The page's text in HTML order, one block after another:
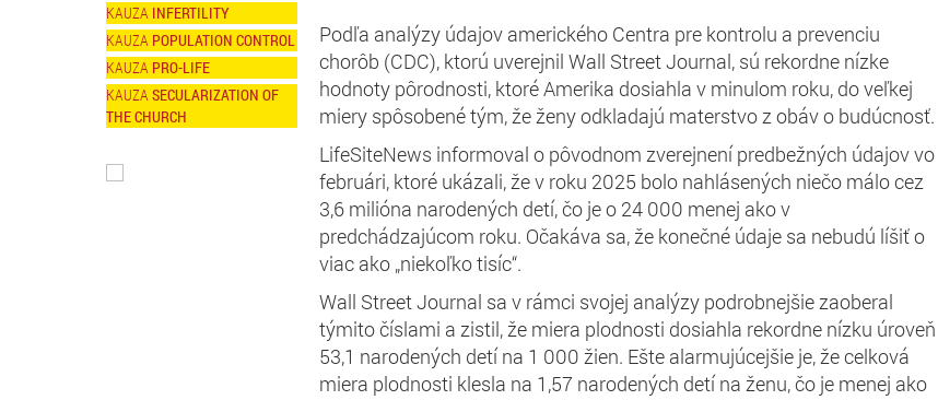
INFERTILITY
POPULATION CONTROL
PRO-LIFE
SECULARIZATION OF
THE CHURCH
Podľa analýzy údajov amerického Centra pre kontrolu a prevenciu
chorôb (CDC), ktorú uverejnil Wall Street Journal, sú rekordne nízke
hodnoty pôrodnosti, ktoré Amerika dosiahla v minulom roku, do veľkej
miery spôsobené tým, že ženy odkladajú materstvo z obáv o budúcnosť.
LifeSiteNews informoval o pôvodnom zverejnení predbežných údajov vo
februári, ktoré ukázali, že v roku 2025 bolo nahlásených niečo málo cez
3,6 milióna narodených detí, čo je o 24 000 menej ako v
predchádzajúcom roku. Očakáva sa, že konečné údaje sa nebudú líšiť o
viac ako „niekoľko tisíc“.
Wall Street Journal sa v rámci svojej analýzy podrobnejšie zaoberal
týmito číslami a zistil, že miera plodnosti dosiahla rekordne nízku úroveň
53,1 narodených detí na 1 000 žien. Ešte alarmujúcejšie je, že celková
miera plodnosti klesla na 1,57 narodených detí na ženu, čo je menej ako